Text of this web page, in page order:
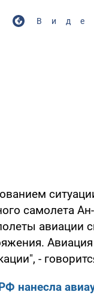
самолета
авиации
-
нанесла